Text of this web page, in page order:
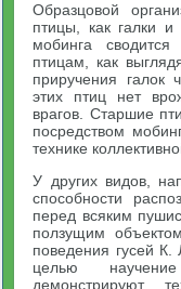
Образцовой
птицы, как галки и
мобинга
птицам, как
приручения галок
этих птиц нет
врагов. Старшие
посредством
технике
У других видов,
способности
перед всяким
ползущим
поведения гусей К.
целью
демонстрируют